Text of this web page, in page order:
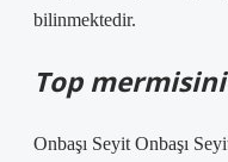
bilinmektedir.
Top
Onbaşı Seyit Onbaşı